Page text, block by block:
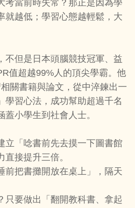
考當前時失常？那正是因為學
就越低；學習心態越輕鬆，大
不但是日本頭腦競技冠軍、益
值超越99%人的頂尖學霸。他
關書籍與論文，從中淬鍊出一
學習心法，成功幫助超過千名
小學生到社會人士。
立「唸書前先去摸一下圖書館
接提升三倍。
前把書攤開放在桌上」，隔天
只要做出「翻開教科書、拿起